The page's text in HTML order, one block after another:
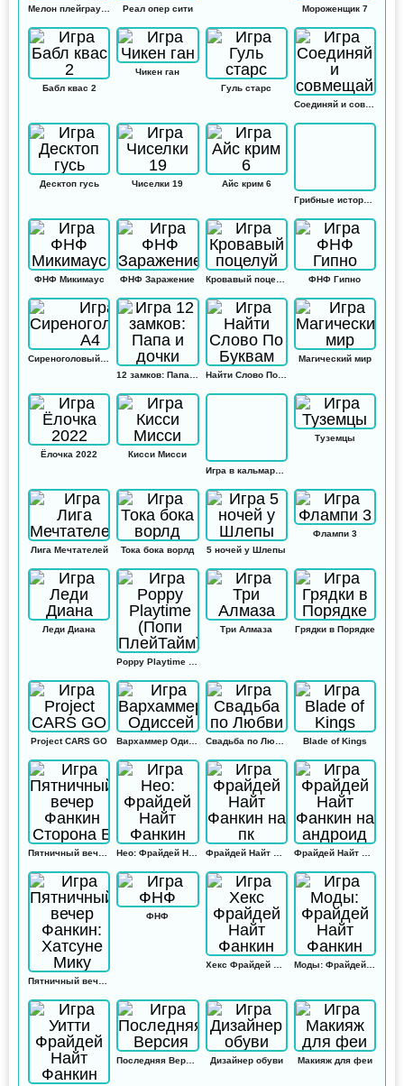
Реал опер сити
Мороженщик 7
Бабл квас 2
Чикен ган
Гуль старс
Соединяй и совмещай
Десктоп гусь Чиселки 19
Айс крим 6
Грибные истории: Кликер
ФНФ Микимаус ФНФ Заражение Кровавый поцелуй ФНФ Гипно
Найти Слово По Буквам
Магический мир
Ёлочка 2022
Кисси Мисси
Игра в кальмара: Амонг ас
Туземцы
Лига Мечтателей Тока бока ворлд 5 ночей у Шлепы
Флампи 3
Леди Диана Три Алмаза Грядки в Порядке
Project CARS GO Свадьба по Любви Blade of Kings
ФНФ
Моды: Фрайдей Найт Фанкин
Дизайнер обуви Макияж для феи